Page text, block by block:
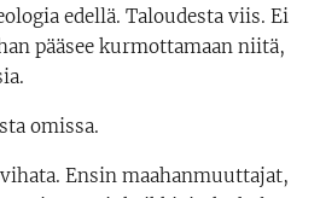
edellä. Taloudesta viis. Ei
pääsee kurmottamaan niitä,
omissa.
vihata. Ensin maahanmuuttajat,